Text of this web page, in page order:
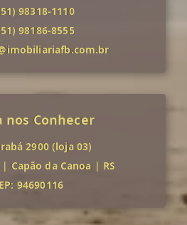
98318-1110
98186-8555
nos Conhecer
2900 (loja 03)
| Capão da Canoa | RS
94690116